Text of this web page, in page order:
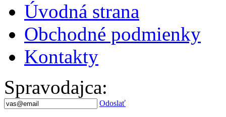
Úvodná strana
Obchodné podmienky
Kontakty
Spravodajca:
Odoslať